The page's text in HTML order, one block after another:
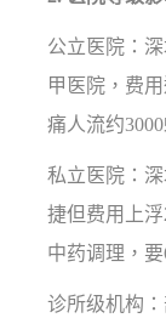
公立医院：
甲医院，费
痛人流约
私立医院：
捷但费用上
中药调理，要
诊所级机构